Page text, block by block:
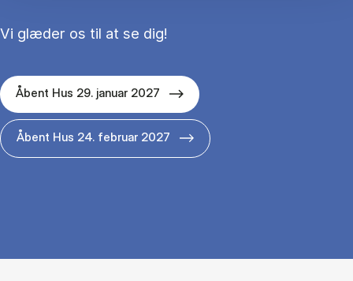
Vi glæder os til at se dig!
Åbent Hus 29. januar 2027
Åbent Hus 24. februar 2027